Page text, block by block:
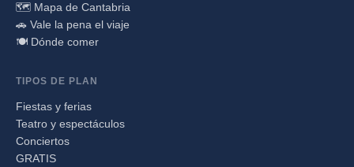
🗺️ Mapa de Cantabria
🚗 Vale la pena el viaje
🍽️ Dónde comer
TIPOS DE PLAN
Fiestas y ferias
Teatro y espectáculos
Conciertos
GRATIS